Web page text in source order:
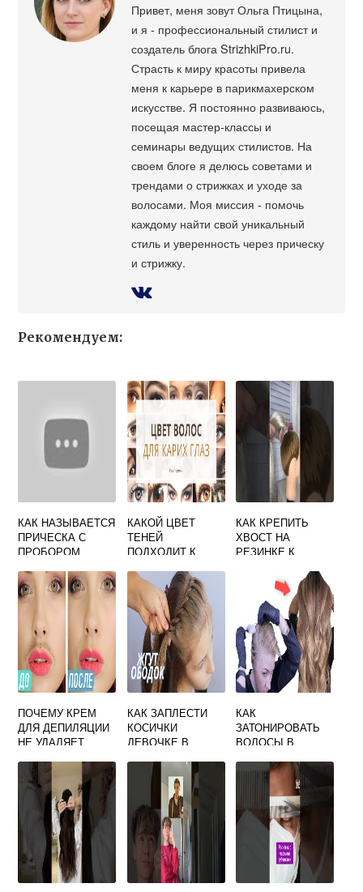
Привет, меня зовут Ольга Птицына,
и я - профессиональный стилист и
создатель блога StrizhkiPro.ru.
Страсть к миру красоты привела
меня к карьере в парикмахерском
искусстве. Я постоянно развиваюсь,
посещая мастер-классы и
семинары ведущих стилистов. На
своем блоге я делюсь советами и
трендами о стрижках и уходе за
волосами. Моя миссия - помочь
каждому найти свой уникальный
стиль и уверенность через прическу
и стрижку.
Рекомендуем:
КАК НАЗЫВАЕТСЯ
ПРИЧЕСКА С
ПРОБОРОМ
МУЖЧИН
КАКОЙ ЦВЕТ
ТЕНЕЙ
ПОДХОДИТ К
ГЛАЗАМ И
ТЕМНЫМ
ВОЛОСАМ
КАК КРЕПИТЬ
ХВОСТ НА
РЕЗИНКЕ К
ПОЧЕМУ КРЕМ
ДЛЯ ДЕПИЛЯЦИИ
НЕ УДАЛЯЕТ
КАК ЗАПЛЕСТИ
КОСИЧКИ
ДЕВОЧКЕ В
КАК
ЗАТОНИРОВАТЬ
ВОЛОСЫ В
УСЛОВИЯХ
ПРОФЕССИОНАЛЬ
НОЙ КРАСКОЙ
ЭСТЕЛЬ